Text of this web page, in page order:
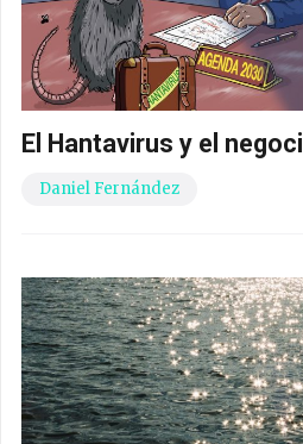
El Hantavirus y el
Daniel Fernández